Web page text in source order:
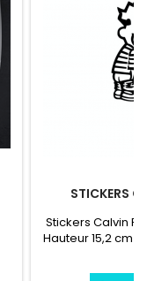
STICKERS
Stickers Calvin
Hauteur 15,2 cm
Largeur 25 cm /